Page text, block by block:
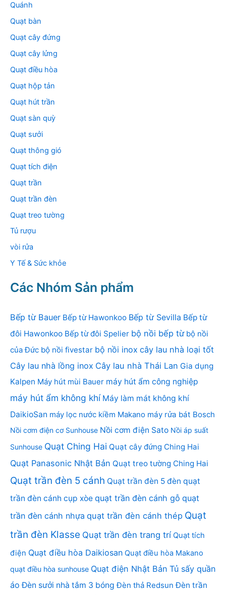
Quánh
Quạt bàn
Quạt cây đứng
Quạt cây lửng
Quạt điều hòa
Quạt hộp tản
Quạt hút trần
Quạt sàn quỳ
Quạt sưởi
Quạt thông gió
Quạt tích điện
Quạt trần
Quạt trần đèn
Quạt treo tường
Tủ rượu
vòi rửa
Y Tế & Sức khỏe
Các Nhóm Sản phẩm
Bếp từ Bauer Bếp từ Hawonkoo Bếp từ Sevilla Bếp từ
đôi Hawonkoo Bếp từ đôi Spelier bộ nồi bếp từ bộ nồi
của Đức bộ nồi fivestar bộ nồi inox cây lau nhà loại tốt
Cây lau nhà lồng inox Cây lau nhà Thái Lan Gia dụng
Kalpen Máy hút mùi Bauer máy hút ẩm công nghiệp
máy hút ẩm không khí Máy làm mát không khí
DaikioSan máy lọc nước kiềm Makano máy rửa bát Bosch
Nồi cơm điện cơ Sunhouse Nồi cơm điện Sato Nồi áp suất
Sunhouse Quạt Ching Hai Quạt cây đứng Ching Hai
Quạt Panasonic Nhật Bản Quạt treo tường Ching Hai
Quạt trần đèn 5 cánh Quạt trần đèn 5 đèn quạt
trần đèn cánh cụp xòe quạt trần đèn cánh gỗ quạt
trần đèn cánh nhựa quạt trần đèn cánh thép Quạt
trần đèn Klasse Quạt trần đèn trang trí Quạt tích
điện Quạt điều hòa Daikiosan Quạt điều hòa Makano
quạt điều hòa sunhouse Quạt điện Nhật Bản Tủ sấy quần
áo Đèn sưởi nhà tắm 3 bóng Đèn thả Redsun Đèn trần